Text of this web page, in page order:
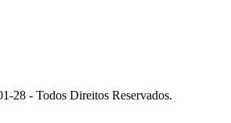
- Todos Direitos Reservados.